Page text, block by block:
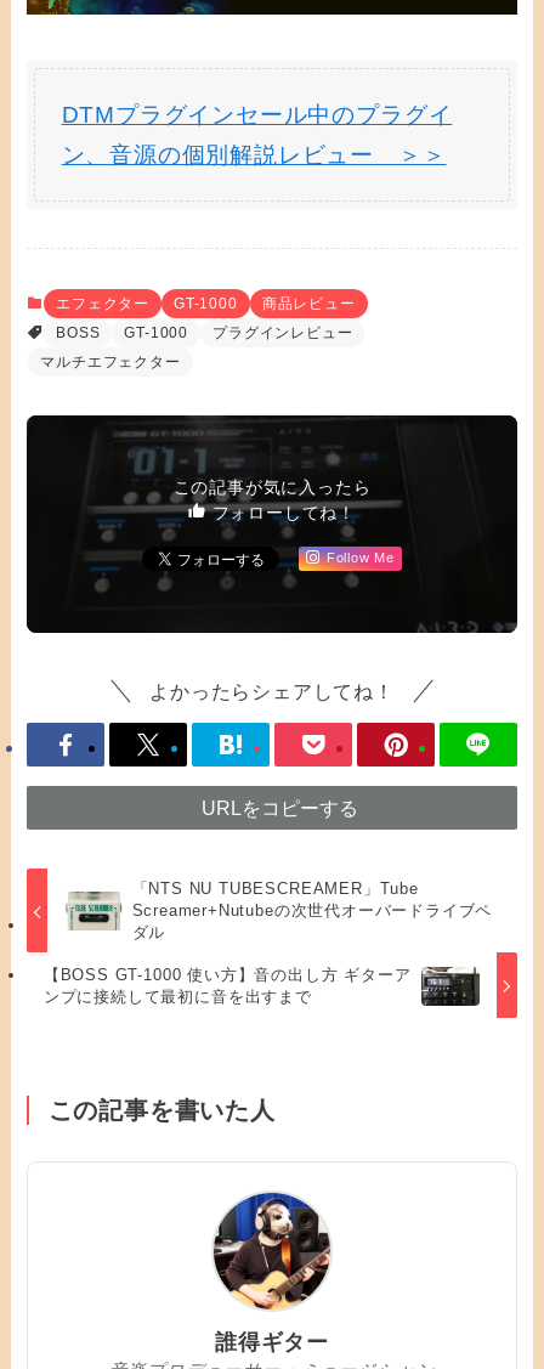
DTMプラグインセール中のプラグイ
ン、音源の個別解説レビュー ＞＞
エフェクター GT-1000
商品レビュー
BOSS
GT-1000
プラグインレビュー
マルチエフェクター
この記事が気に入ったら
フォローしてね！
Follow Me
よかったらシェアしてね！
URLをコピーする
「NTS NU TUBESCREAMER」Tube
Screamer+Nutubeの次世代オーバードライブペ
ダル
【BOSS GT-1000 使い方】音の出し方 ギターア
ンプに接続して最初に音を出すまで
この記事を書いた人
誰得ギター